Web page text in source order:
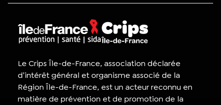
Le Crips Île-de-France, association déclarée
d’intérêt général et organisme associé de la
Région Île-de-France, est un acteur reconnu en
matière de prévention et de promotion de la